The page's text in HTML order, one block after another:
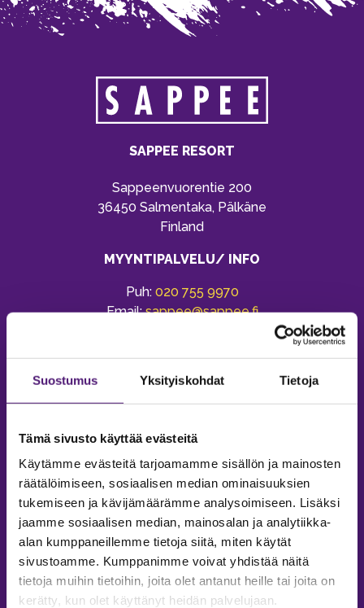
Suostumus Yksityiskohdat Tietoja
Tämä sivusto käyttää evästeitä
Käytämme evästeitä tarjoamamme sisällön ja mainosten
räätälöimiseen, sosiaalisen median ominaisuuksien
tukemiseen ja kävijämäärämme analysoimiseen. Lisäksi
jaamme sosiaalisen median, mainosalan ja analytiikka-
alan kumppaneillemme tietoja siitä, miten käytät
sivustoamme. Kumppanimme voivat yhdistää näitä
tietoja muihin tietoihin, joita olet antanut heille tai joita on
kerätty, kun olet käyttänyt heidän palvelujaan.
SAPPEE RESORT
Sappeenvuorentie 200
36450 Salmentaka, Pälkäne
Finland
MYYNTIPALVELU/ INFO
Puh: 020 755 9970
Email:sappee@sappee.fi
MAJOITUS